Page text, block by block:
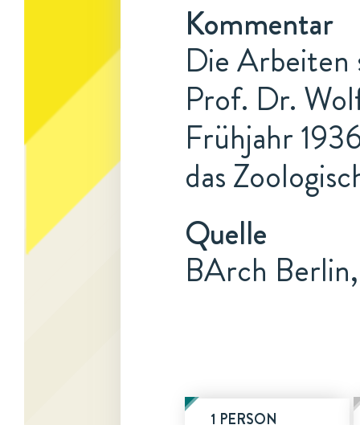
Kommentar
Die Arbeiten
Prof. Dr.
Frühjahr
das
Quelle
BArch
1 PERSON